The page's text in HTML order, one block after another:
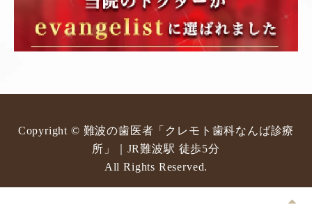
Copyright © 難波の歯医者「クレモト歯科なんば診療
所」｜JR難波駅 徒歩5分
All Rights Reserved.